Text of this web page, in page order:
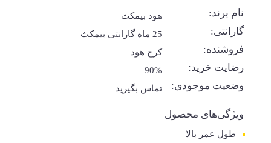
نام برند: هود بیمکث
گارانتی: 25 ماه گارانتی بیمکث
فروشنده: کرج هود
رضایت خرید: 90%
وضعیت موجودی: تماس بگیرید
ویژگی‌های محصول
طول عمر بالا